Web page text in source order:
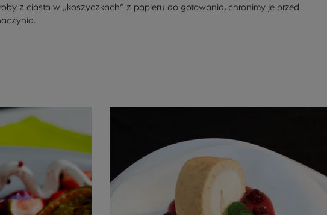
z ciasta w „koszyczkach” z papieru do gotowania, chronimy je przed